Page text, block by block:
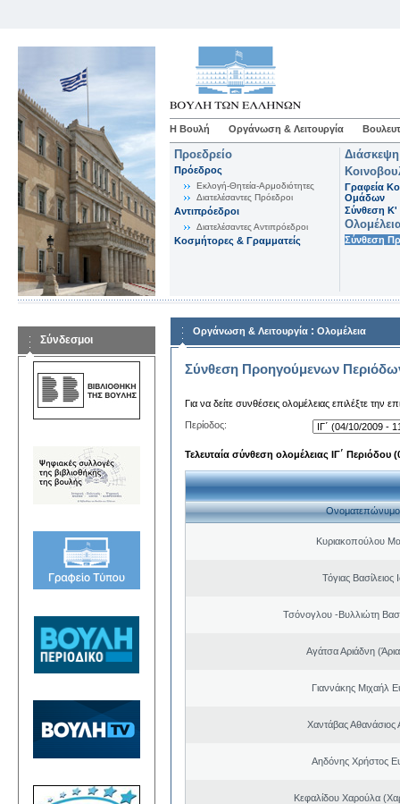
Η Βουλή Οργάνωση & Λειτουργία
Προεδρείο
Πρόεδρος
Εκλογή-Θητεία-Αρμοδιότητες
Διατελέσαντες Πρόεδροι
Αντιπρόεδροι
Διατελέσαντες Αντιπρόεδροι
Κοσμήτορες & Γραμματείς
Γραφεία
Ομάδων
Σύνθεση K'
Σύνθεση
Σύνδεσμοι
Οργάνωση & Λειτουργία : Ολομέλεια
Σύνθεση Προηγούμενων
Για να δείτε συνθέσεις ολομέλειας επιλέξτε την
Περίοδος:
Τελευταία σύνθεση ολομέλειας ΙΓ΄ Περιόδου
Ονοματεπώνυμο
Κυριακοπούλου
Τόγιας Βασίλειος
Τσόνογλου -Βυλλιώτη
Αγάτσα Αριάδνη
Γιαννάκης Μιχαήλ
Χαντάβας Αθανάσιος
Αηδόνης Χρήστος
Κεφαλίδου Χαρούλα